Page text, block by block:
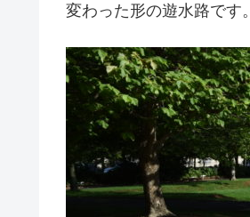
変わった形の遊水路です。